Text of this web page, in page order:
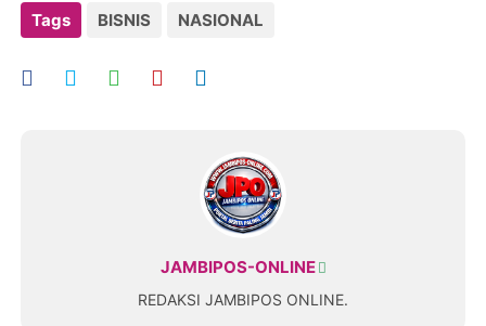
Tags BISNIS NASIONAL
JAMBIPOS-ONLINE
REDAKSI JAMBIPOS ONLINE.